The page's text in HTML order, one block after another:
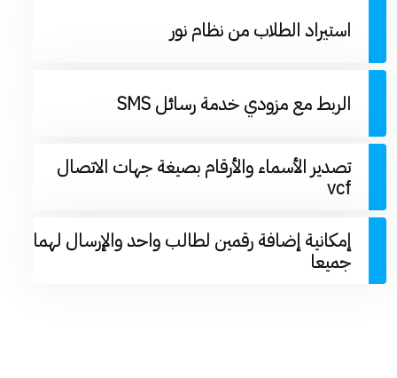
استيراد الطلاب من نظام نور
الربط مع مزودي خدمة رسائل SMS
تصدير الأسماء والأرقام بصيغة جهات الاتصال
vcf
إمكانية إضافة رقمين لطالب واحد والإرسال لهما
جميعا